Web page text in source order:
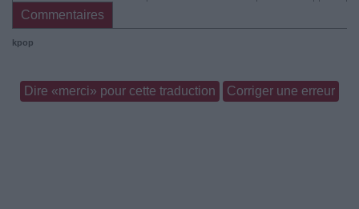
Commentaires
kpop
Dire «merci» pour cette traduction Corriger une erreur